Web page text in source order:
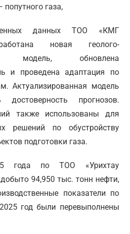
попутного газа,
данных ТОО «КМГ
новая геолого-
модель, обновлена
и проведена адаптация по
Актуализированная модель
достоверность прогнозов.
также использованы для
решений по обустройству
подготовки газа.
года по ТОО «Урихтау
94,950 тыс. тонн нефти,
показатели по
год были перевыполнены